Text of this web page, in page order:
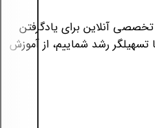
تخصصی آنلاین برای یادگرفتن
رشد شماییم، از آموزش